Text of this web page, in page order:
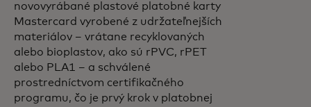
novovyrábané plastové platobné karty
Mastercard vyrobené z udržateľnejších
materiálov – vrátane recyklovaných
alebo bioplastov, ako sú rPVC, rPET
alebo PLA1 – a schválené
prostredníctvom certifikačného
programu, čo je prvý krok v platobnej